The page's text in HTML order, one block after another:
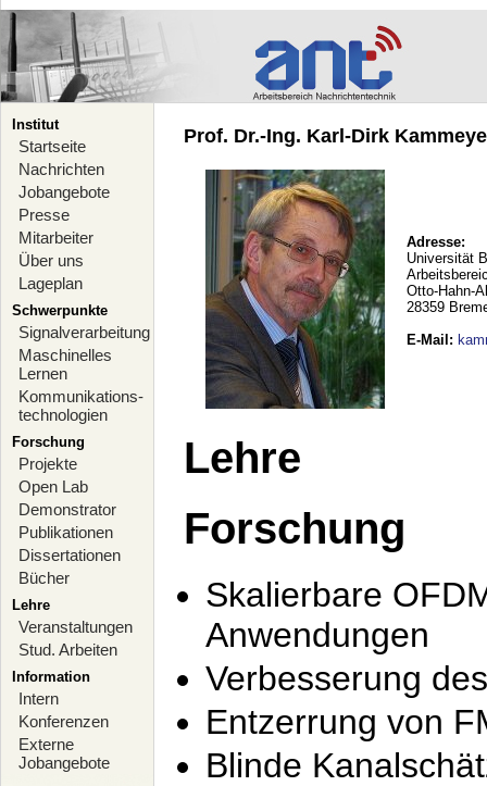
Institut
Startseite
Nachrichten
Jobangebote
Presse
Mitarbeiter
Über uns
Lageplan
Schwerpunkte
Signalverarbeitung
Maschinelles
Lernen
Kommunikations-
technologien
Forschung
Projekte
Open Lab
Demonstrator
Publikationen
Dissertationen
Bücher
Lehre
Veranstaltungen
Stud. Arbeiten
Information
Intern
Konferenzen
Externe
Jobangebote
Prof. Dr.-Ing. Karl-Dirk
Adresse:
Universität
Otto-Hahn-
28359
E-Mail :
Lehre
Forschung
Skalierbare
Anwendungen
Verbesserung
Entzerrung von
Blinde